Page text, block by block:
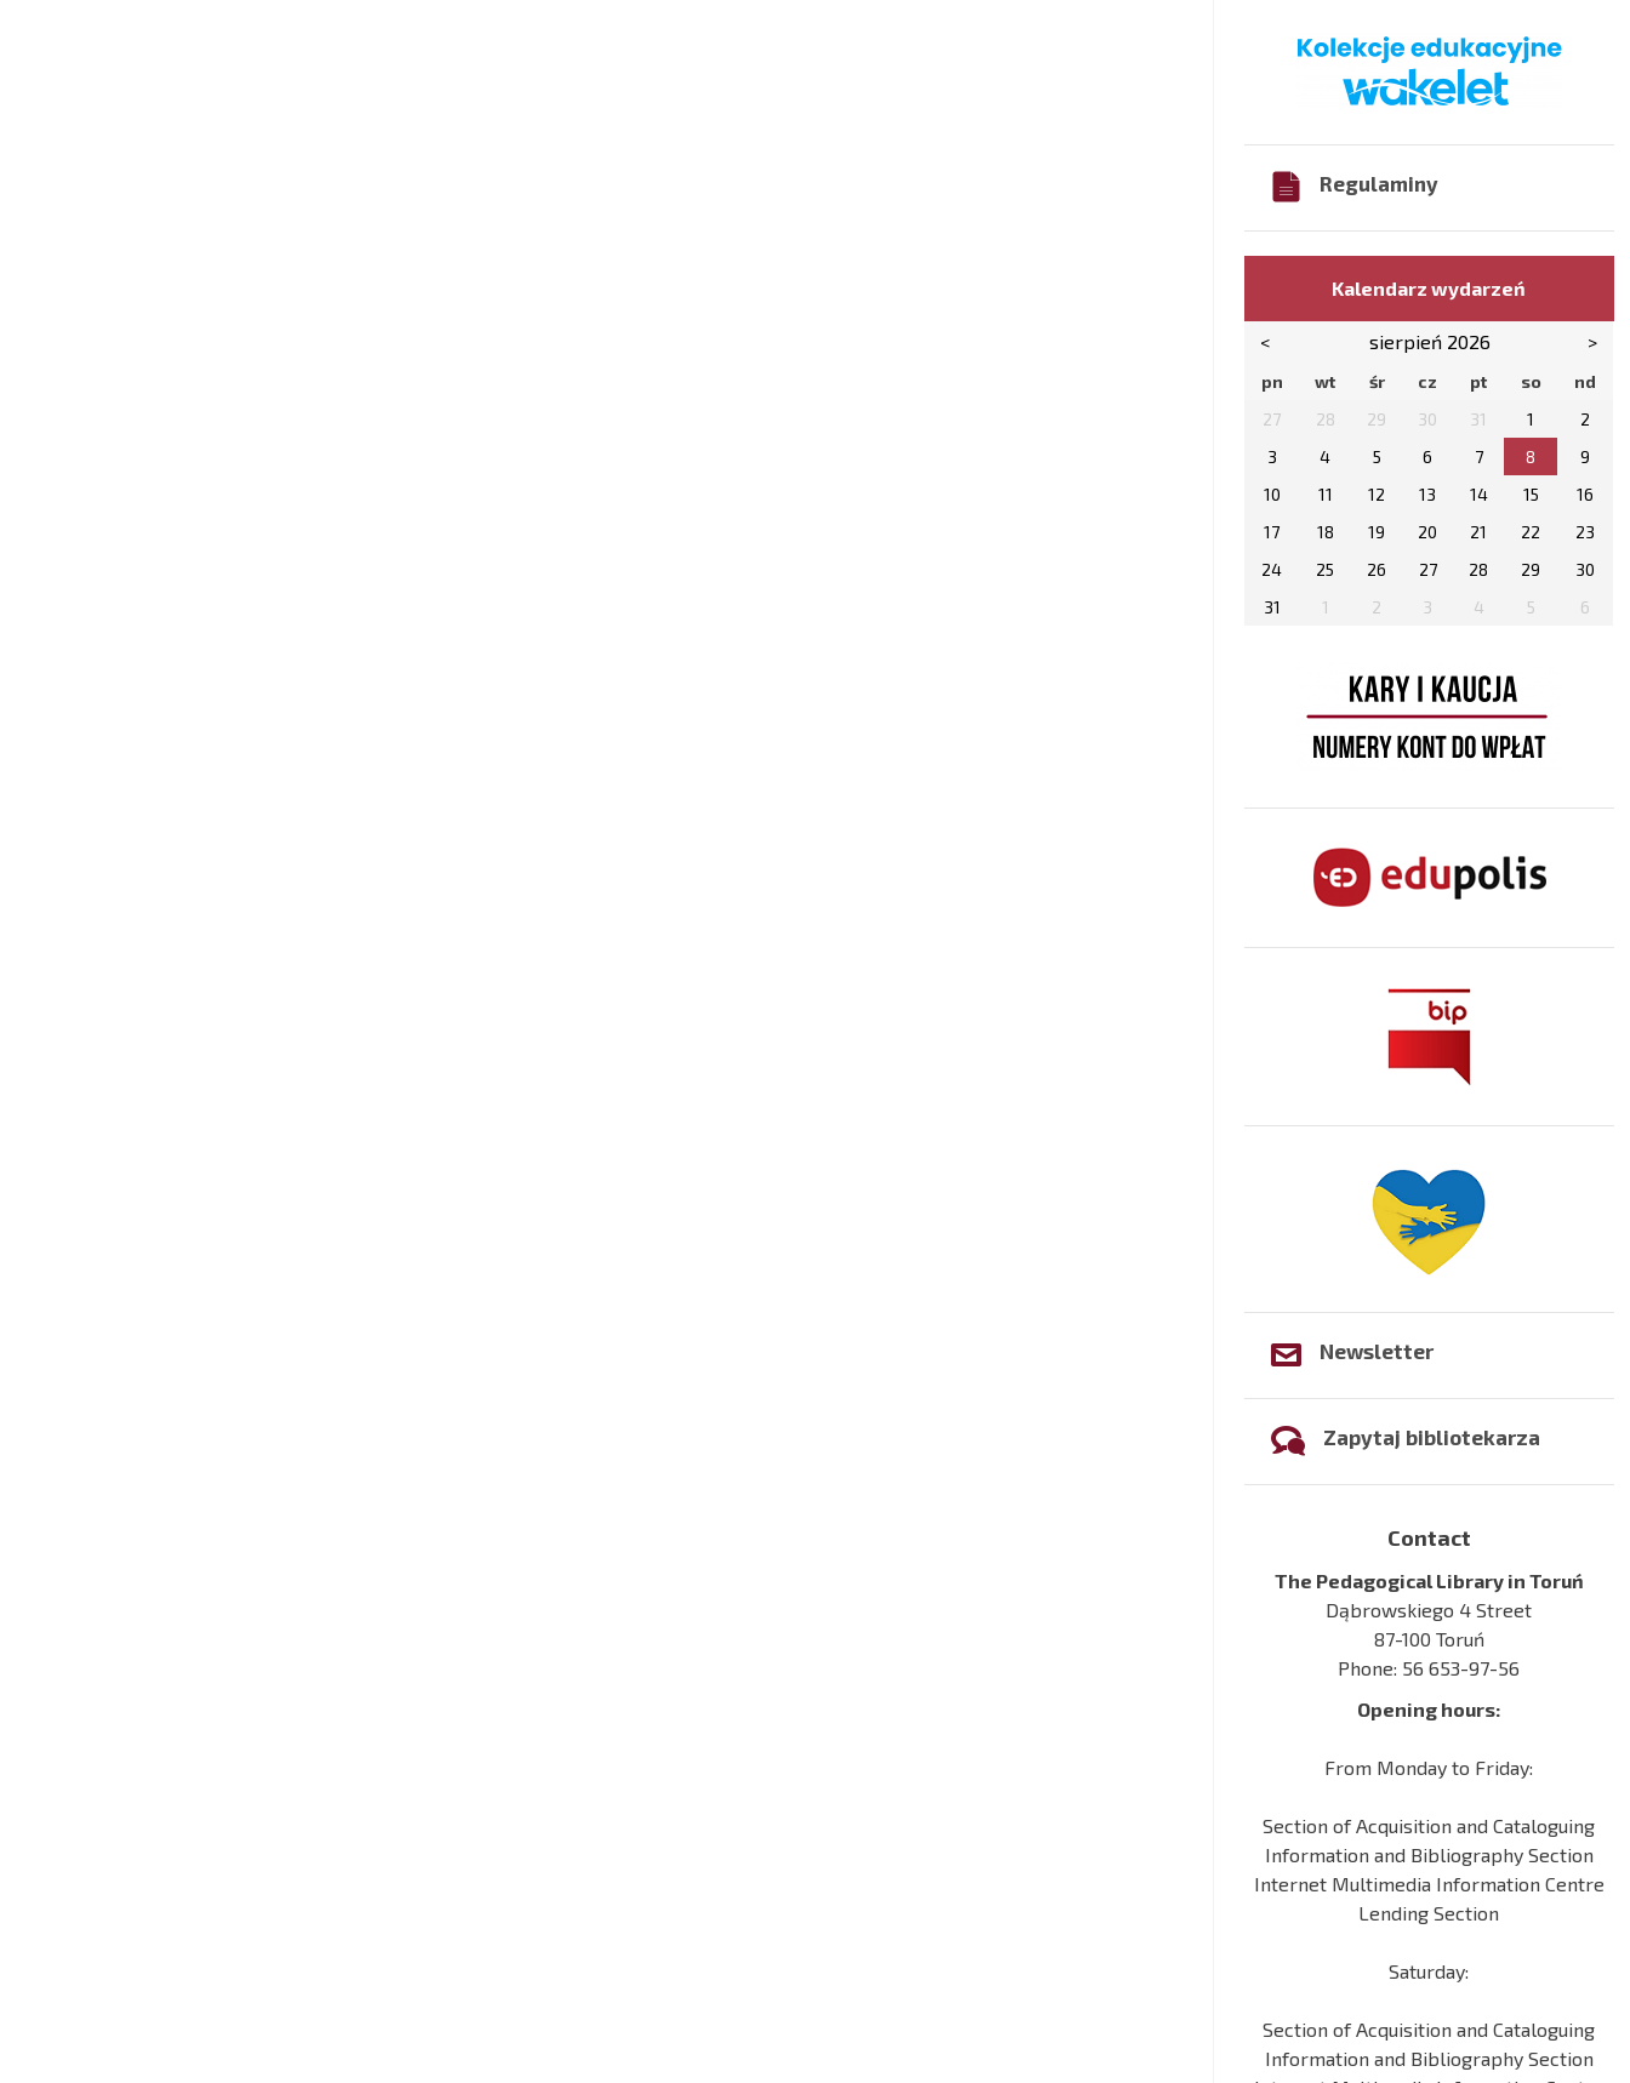
Regulaminy
Kalendarz wydarzeń
< sierpień 2026 >
pn wt śr cz pt so
nd
27
28 29 30 31 1
2
3
4 5 6 7 8
9
10
11 12 13 14 15
16
17
18 19 20 21 22
23
24
25 26 27 28 29
30
31
1 2 3 4 5 6
Newsletter
Zapytaj bibliotekarza
Contact
The Pedagogical Library in Toruń
Dąbrowskiego 4 Street
87-100 Toruń
Phone: 56 653-97-56
Opening hours:
From Monday to Friday:
Section of Acquisition and Cataloguing
Information and Bibliography Section
Internet Multimedia Information Centre
Lending Section
Saturday:
Section of Acquisition and Cataloguing
Information and Bibliography Section